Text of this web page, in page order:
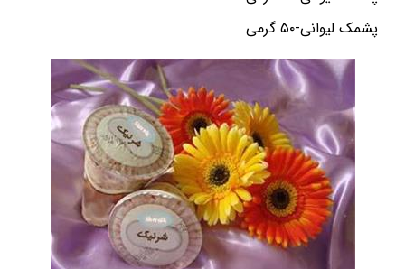
پشمک لیوانی-۵۰ گرمی